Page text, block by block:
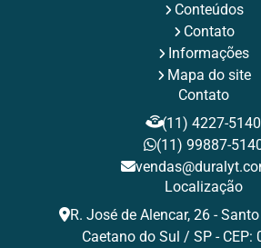
Conteúdos
Contato
Informações
Mapa do site
Contato
(11) 4227-5140
(11) 99887-
Localização
R. José de Alencar, 26 -
Caetano do Sul / SP - CEP: